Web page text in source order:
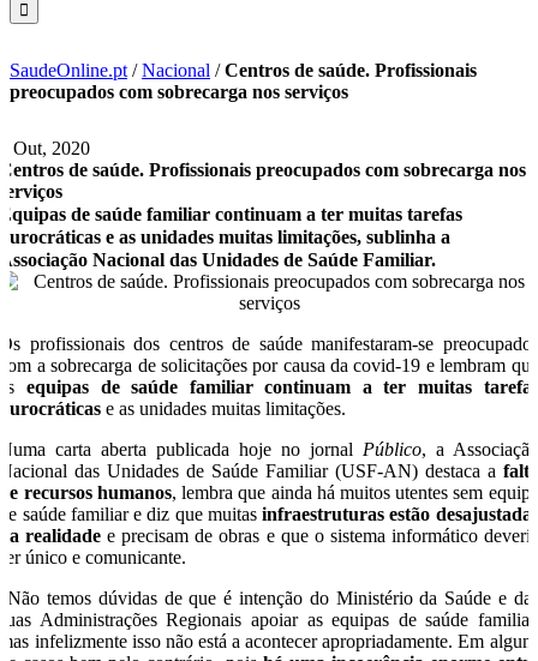
SaudeOnline.pt /Nacional /Centros de saúde. Profissionais
preocupados com sobrecarga nos serviços
8 Out, 2020
Centros de saúde. Profissionais preocupados com sobrecarga nos
serviços
Equipas de saúde familiar continuam a ter muitas tarefas
burocráticas e as unidades muitas limitações, sublinha a
Associação Nacional das Unidades de Saúde Familiar.
Os profissionais dos centros de saúde manifestaram-se preocupados
com a sobrecarga de solicitações por causa da covid-19 e lembram que
as equipas de saúde familiar continuam a ter muitas tarefas
burocráticas e as unidades muitas limitações.
Numa carta aberta publicada hoje no jornal Público, a Associação
Nacional das Unidades de Saúde Familiar (USF-AN) destaca a falta
de recursos humanos, lembra que ainda há muitos utentes sem equipa
de saúde familiar e diz que muitasinfraestruturas estão desajustadas
da realidade e precisam de obras e que o sistema informático deveria
ser único e comunicante.
“Não temos dúvidas de que é intenção do Ministério da Saúde e das
suas Administrações Regionais apoiar as equipas de saúde familiar,
mas infelizmente isso não está a acontecer apropriadamente. Em alguns